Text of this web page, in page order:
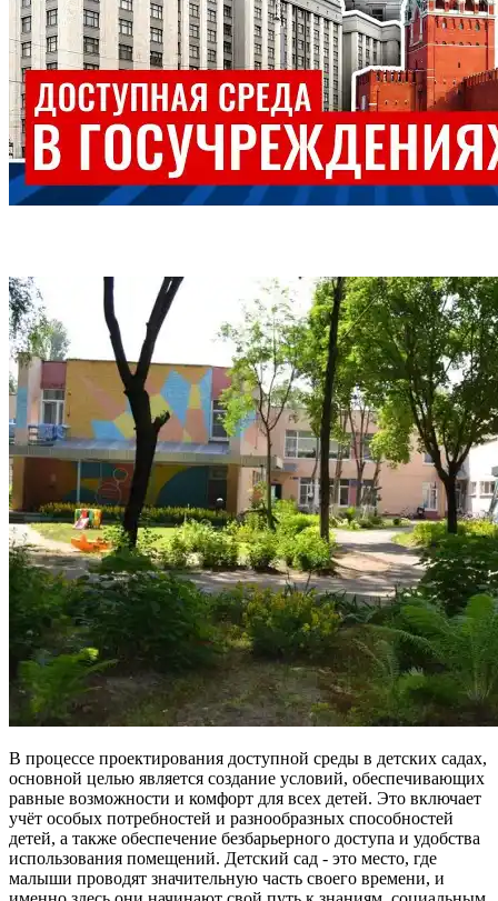
В процессе проектирования доступной среды в детских садах,
основной целью является создание условий, обеспечивающих
равные возможности и комфорт для всех детей. Это включает
учёт особых потребностей и разнообразных способностей
детей, а также обеспечение безбарьерного доступа и удобства
использования помещений. Детский сад - это место, где
малыши проводят значительную часть своего времени, и